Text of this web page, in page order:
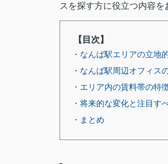
スを探す方に役立つ内容を
【目次】
・なんば駅エリアの立地
・なんば駅周辺オフィ
・エリア内の賃料帯の特
・将来的な変化と注目す
・まとめ